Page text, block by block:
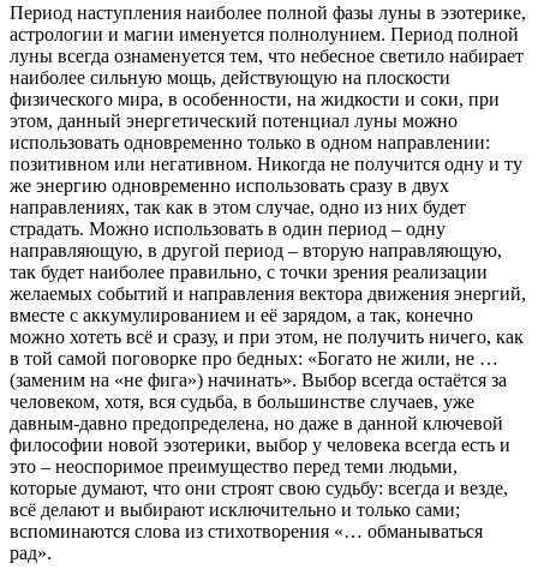
Период наступления наиболее полной фазы луны в эзотерике,
астрологии и магии именуется полнолунием. Период полной
луны всегда ознаменуется тем, что небесное светило набирает
наиболее сильную мощь, действующую на плоскости
физического мира, в особенности, на жидкости и соки, при
этом, данный энергетический потенциал луны можно
использовать одновременно только в одном направлении:
позитивном или негативном. Никогда не получится одну и ту
же энергию одновременно использовать сразу в двух
направлениях, так как в этом случае, одно из них будет
страдать. Можно использовать в один период – одну
направляющую, в другой период – вторую направляющую,
так будет наиболее правильно, с точки зрения реализации
желаемых событий и направления вектора движения энергий,
вместе с аккумулированием и её зарядом, а так, конечно
можно хотеть всё и сразу, и при этом, не получить ничего, как
в той самой поговорке про бедных: «Богато не жили, не …
(заменим на «не фига») начинать». Выбор всегда остаётся за
человеком, хотя, вся судьба, в большинстве случаев, уже
давным-давно предопределена, но даже в данной ключевой
философии новой эзотерики, выбор у человека всегда есть и
это – неоспоримое преимущество перед теми людьми,
которые думают, что они строят свою судьбу: всегда и везде,
всё делают и выбирают исключительно и только сами;
вспоминаются слова из стихотворения «… обманываться
рад».